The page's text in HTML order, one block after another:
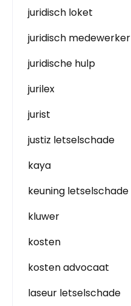
juridisch loket
juridisch medewerker
juridische hulp
jurilex
jurist
justiz letselschade
kaya
keuning letselschade
kluwer
kosten
kosten advocaat
laseur letselschade